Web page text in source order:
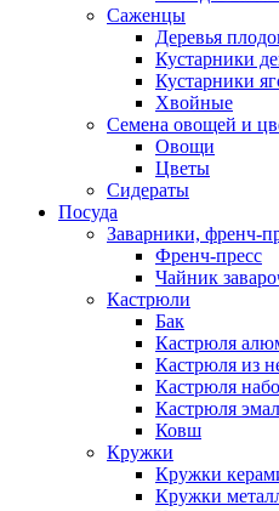
Саженцы
Деревья
Кустарники
Кустарники
Хвойные
Семена овощей и
Овощи
Цветы
Сидераты
Посуда
Заварники, френч-
Френч-пресс
Чайник
Кастрюли
Бак
Кастрюля
Кастрюля из
Кастрюля
Кастрюля
Ковш
Кружки
Кружки
Кружки